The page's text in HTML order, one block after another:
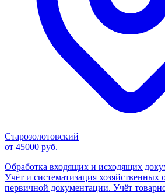
Старозолотовский
от 45000 руб.
Обработка входящих и исходящих
Учёт и систематизация хозяйственных
первичной документации. Учёт